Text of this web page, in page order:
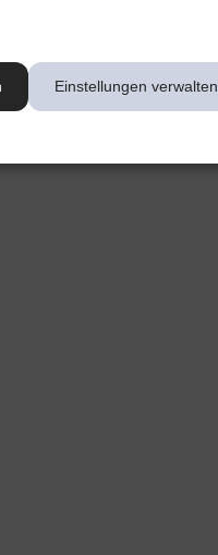
Einstellungen verwalten